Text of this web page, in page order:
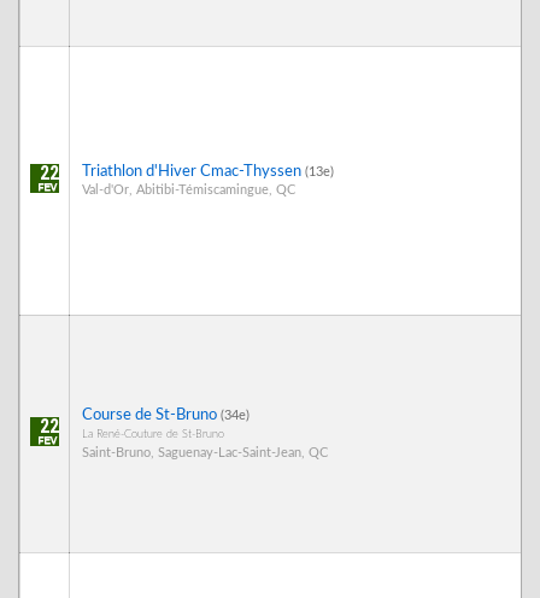
22 Triathlon d'Hiver Cmac-Thyssen (13e)
Val-d'Or, Abitibi-Témiscamingue, QC
22 Course de St-Bruno (34e)
La René-Couture de St-Bruno
Saint-Bruno, Saguenay-Lac-Saint-Jean, QC